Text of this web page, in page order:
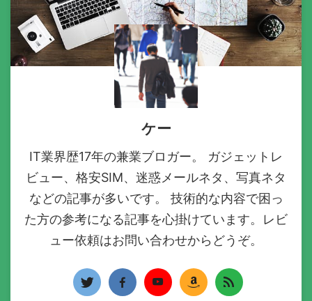
ケー
IT業界歴17年の兼業ブロガー。 ガジェットレ
ビュー、格安SIM、迷惑メールネタ、写真ネタ
などの記事が多いです。 技術的な内容で困っ
た方の参考になる記事を心掛けています。レビ
ュー依頼はお問い合わせからどうぞ。